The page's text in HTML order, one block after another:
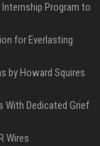
Program to
for Everlasting
by Howard Squires
With Dedicated Grief
Wires